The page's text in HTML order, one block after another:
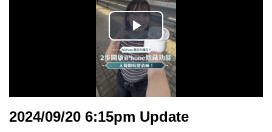
播
放
影
片
2024/09/20 6:15pm Update